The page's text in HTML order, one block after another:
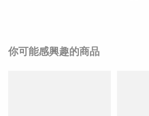
你可能感興趣的商品